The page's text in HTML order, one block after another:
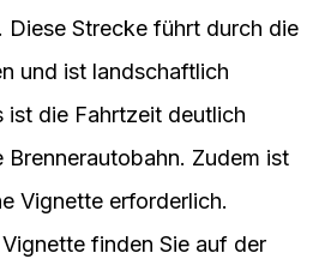
Diese Strecke führt durch die
und ist landschaftlich
ist die Fahrtzeit deutlich
Brennerautobahn. Zudem ist
Vignette erforderlich.
finden Sie auf der